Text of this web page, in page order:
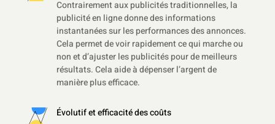
Contrairement aux publicités traditionnelles, la
publicité en ligne donne des informations
instantanées sur les performances des annonces.
Cela permet de voir rapidement ce qui marche ou
non et d’ajuster les publicités pour de meilleurs
résultats. Cela aide à dépenser l’argent de
manière plus efficace.
Évolutif et efficacité des coûts